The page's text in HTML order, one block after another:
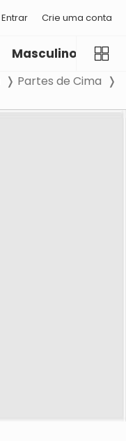
Entrar Crie uma conta
Masculino
Partes de Cima